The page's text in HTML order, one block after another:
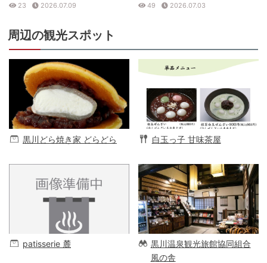
23
2026.07.09
49
2026.07.03
周辺の観光スポット
黒川どら焼き家 どらどら 白玉っ子 甘味茶屋
patisserie 麓
黒川温泉観光旅館協同組合
風の舎